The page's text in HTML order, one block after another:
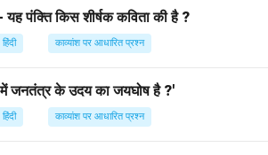
पंक्ति किस शीर्षक कविता की है ?
हिंदी काव्यांश पर आधारित प्रश्न
में जनतंत्र के उदय का जयघोष है ?'
हिंदी काव्यांश पर आधारित प्रश्न